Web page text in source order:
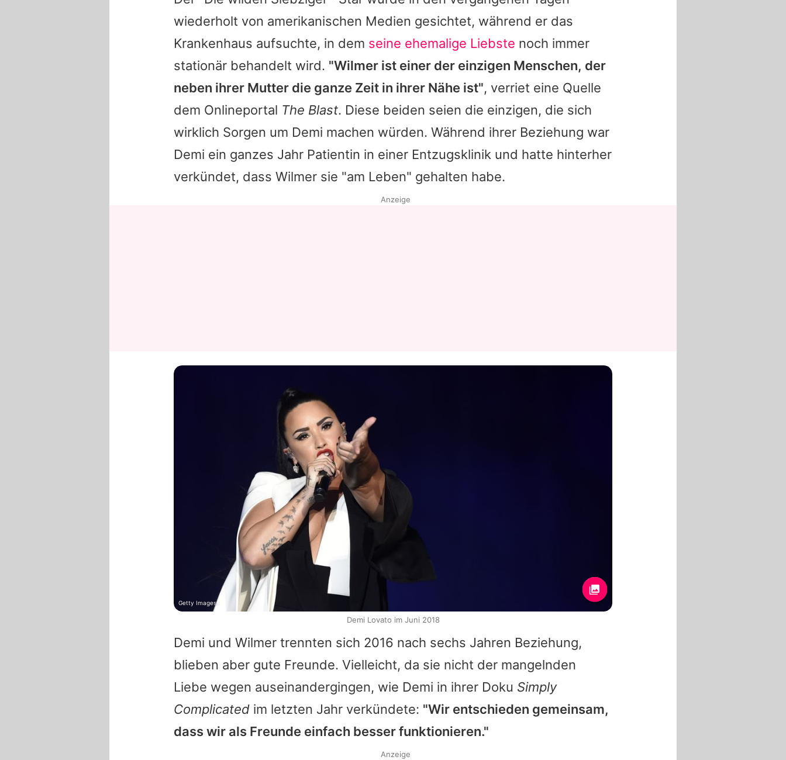
wiederholt von amerikanischen Medien gesichtet, während er das
Krankenhaus aufsuchte, in dem seine ehemalige Liebste noch immer
stationär behandelt wird. "Wilmer ist einer der einzigen Menschen, der
neben ihrer Mutter die ganze Zeit in ihrer Nähe ist", verriet eine Quelle
dem Onlineportal The Blast. Diese beiden seien die einzigen, die sich
wirklich Sorgen um Demi machen würden. Während ihrer Beziehung war
Demi ein ganzes Jahr Patientin in einer Entzugsklinik und hatte hinterher
verkündet, dass Wilmer sie "am Leben" gehalten habe.
Demi und Wilmer trennten sich 2016 nach sechs Jahren Beziehung,
blieben aber gute Freunde. Vielleicht, da sie nicht der mangelnden
Liebe wegen auseinandergingen, wie Demi in ihrer Doku Simply
Complicated im letzten Jahr verkündete: "Wir entschieden gemeinsam,
dass wir als Freunde einfach besser funktionieren."
Anzeige
Getty Images
Demi Lovato im Juni 2018
Anzeige